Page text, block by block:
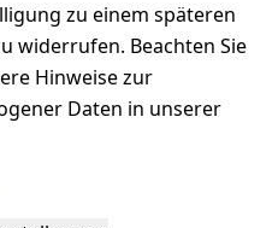
zu einem späteren
widerrufen. Beachten Sie
Hinweise zur
Daten in unserer